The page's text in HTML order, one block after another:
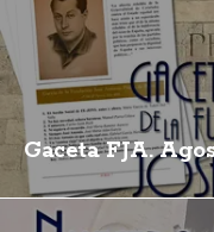
Gaceta FJA.